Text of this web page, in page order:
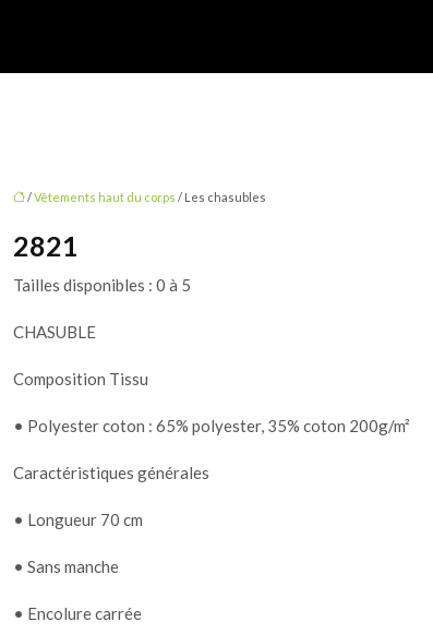
/Vêtements haut du corps / Les chasubles
2821
Tailles disponibles : 0 à 5
CHASUBLE
Composition Tissu
• Polyester coton : 65% polyester, 35% coton 200g/m²
Caractéristiques générales
• Longueur 70 cm
• Sans manche
• Encolure carrée